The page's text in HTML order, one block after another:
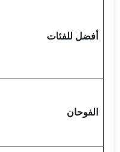
أفضل للفئات
الفوحان